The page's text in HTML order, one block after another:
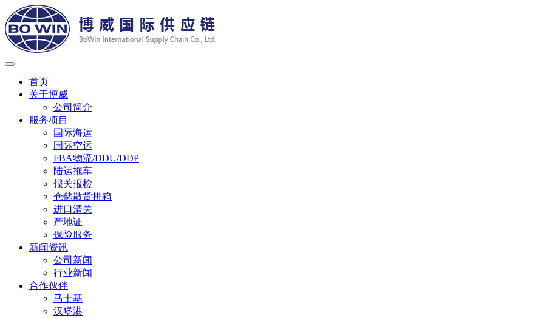
首页
关于博威
公司简介
服务项目
国际海运
国际空运
FBA物流/DDU/DDP
陆运拖车
报关报检
仓储散货拼箱
进口清关
产地证
保险服务
新闻资讯
公司新闻
行业新闻
合作伙伴
马士基
汉堡港